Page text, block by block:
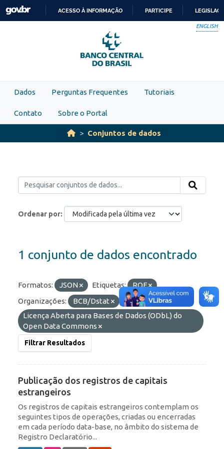
Skip to main content
PARA
O
CONTEÚDO
ACESSO À INFORMAÇÃO PARTICIPE
ENGLISH
Dados Perguntas Frequentes Tutoriais
Contato Sobre o Portal
Conjuntos de dados
Ordenar por
1 conjunto de dados encontrado
Formatos: JSON Etiquetas:
ROF
Organizações:
BCB/Dstat
Licenças:
Licença Aberta para Bases de Dados (ODbL) do
Open Data Commons
Filtrar Resultados
Publicação dos registros de capitais
estrangeiros
Os registros de capitais estrangeiros contemplam os
seguintes tipos de operações, criadas ou encerradas
em cada período data-base, no âmbito do sistema de
Registro Declaratório...